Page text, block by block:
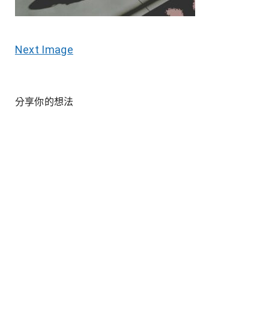
Next Image
分享你的想法